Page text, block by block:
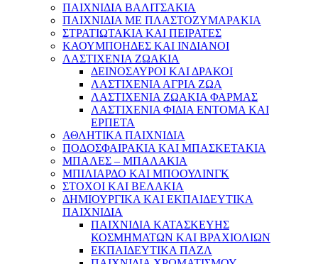
ΠΑΙΧΝΙΔΙΑ ΒΑΛΙΤΣΑΚΙΑ
ΠΑΙΧΝΙΔΙΑ ΜΕ ΠΛΑΣΤΟΖΥΜΑΡΑΚΙΑ
ΣΤΡΑΤΙΩΤΑΚΙΑ ΚΑΙ ΠΕΙΡΑΤΕΣ
ΚΑΟΥΜΠΟΗΔΕΣ ΚΑΙ ΙΝΔΙΑΝΟΙ
ΛΑΣΤΙΧΕΝΙΑ ΖΩΑΚΙΑ
ΔΕΙΝΟΣΑΥΡΟΙ ΚΑΙ ΔΡΑΚΟΙ
ΛΑΣΤΙΧΕΝΙΑ ΑΓΡΙΑ ΖΩΑ
ΛΑΣΤΙΧΕΝΙΑ ΖΩΑΚΙΑ ΦΑΡΜΑΣ
ΛΑΣΤΙΧΕΝΙΑ ΦΙΔΙΑ ΕΝΤΟΜΑ ΚΑΙ
ΕΡΠΕΤΑ
ΑΘΛΗΤΙΚΑ ΠΑΙΧΝΙΔΙΑ
ΠΟΔΟΣΦΑΙΡΑΚΙΑ ΚΑΙ ΜΠΑΣΚΕΤΑΚΙΑ
ΜΠΑΛΕΣ – ΜΠΑΛΑΚΙΑ
ΜΠΙΛΙΑΡΔΟ ΚΑΙ ΜΠΟΟΥΛΙΝΓΚ
ΣΤΟΧΟΙ ΚΑΙ ΒΕΛΑΚΙΑ
ΔΗΜΙΟΥΡΓΙΚΑ ΚΑΙ ΕΚΠΑΙΔΕΥΤΙΚΑ
ΠΑΙΧΝΙΔΙΑ
ΠΑΙΧΝΙΔΙΑ ΚΑΤΑΣΚΕΥΗΣ
ΚΟΣΜΗΜΑΤΩΝ ΚΑΙ ΒΡΑΧΙΟΛΙΩΝ
ΕΚΠΑΙΔΕΥΤΙΚΑ ΠΑΖΛ